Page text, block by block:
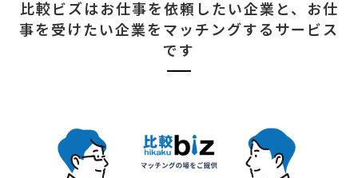
比較ビズはお仕事を依頼したい企業と、 お仕
事を受けたい企業をマッチングするサービス
です